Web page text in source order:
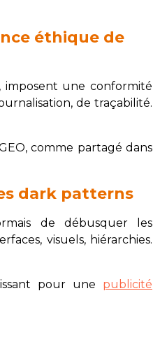
éthique de
imposent une conformité
de traçabilité.
comme partagé dans
dark patterns
de débusquer les
visuels, hiérarchies.
pour une publicité